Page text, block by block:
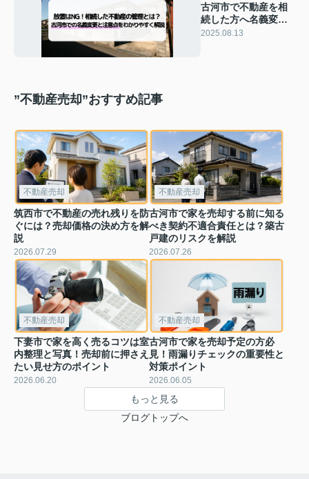
古河市で不動産を相
続した方へ名義変更
の方法は？手続きや
2025.08.13
”不動産売却”おすすめ記事
不動産売却
筑西市で不動産の売れ残りを防
ぐには？売却価格の決め方を解
説
2026.07.29
不動産売却
古河市で家を売却する前に知る
べき契約不適合責任とは？築古
戸建のリスクを解説
2026.07.26
不動産売却
下妻市で家を高く売るコツは室
内整理と写真！売却前に押さえ
たい見せ方のポイント
2026.06.20
不動産売却
古河市で家を売却予定の方必
見！雨漏りチェックの重要性と
対策ポイント
2026.06.05
もっと見る
ブログトップへ